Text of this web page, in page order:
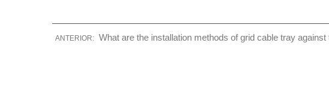
ANTERIOR: What are the installation methods of grid cable tray against